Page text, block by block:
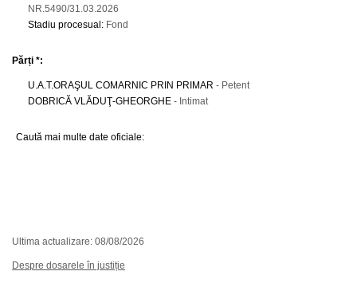
NR.5490/31.03.2026
Stadiu procesual : Fond
Părți *:
U.A.T.ORAŞUL COMARNIC PRIN PRIMAR - Petent
DOBRICĂ VLĂDUŢ-GHEORGHE - Intimat
Caută mai multe date oficiale:
Ultima actualizare: 08/08/2026
Despre dosarele în justiție